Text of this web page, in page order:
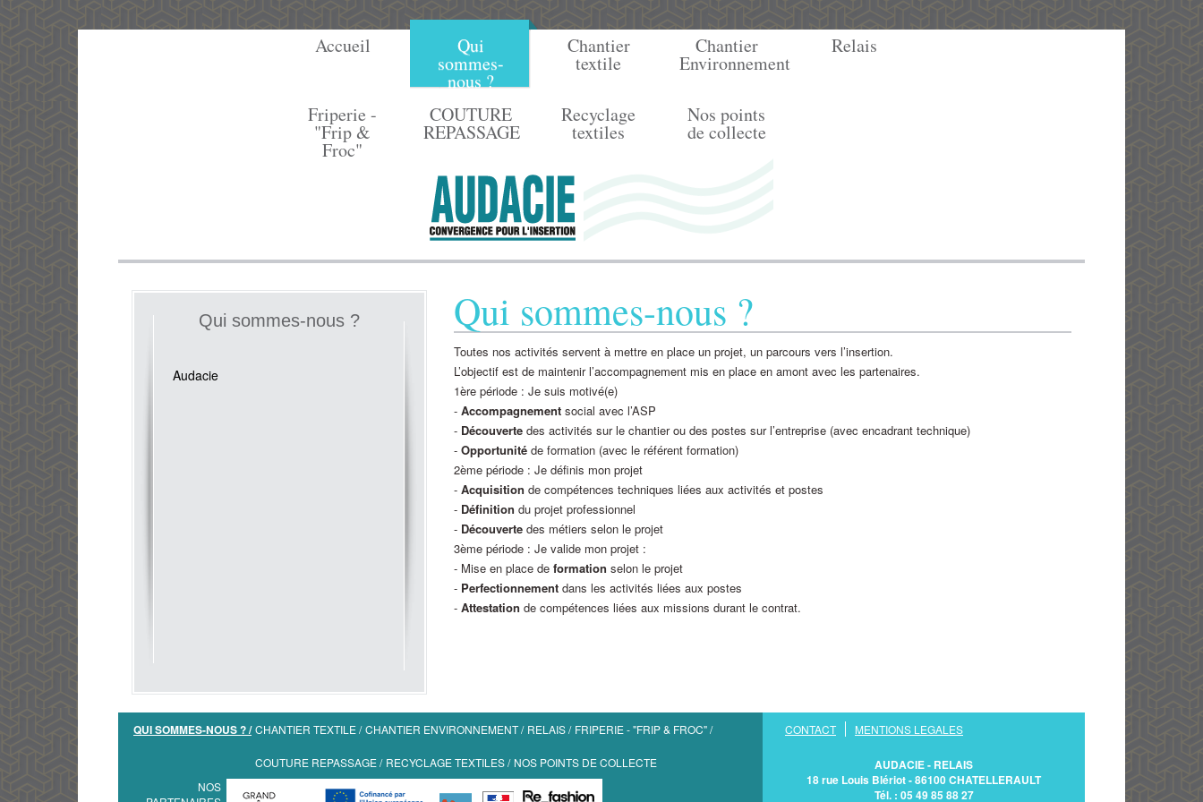
Accueil Qui
sommes-
nous ?
Chantier
textile
Chantier
Environnement
Relais
Friperie -
"Frip &
Froc"
COUTURE
REPASSAGE
Recyclage
textiles
Nos points
de collecte
Qui sommes-nous ?
Audacie
Qui sommes-nous ?
Toutes nos activités servent à mettre en place un projet, un parcours vers l’insertion.
L’objectif est de maintenir l’accompagnement mis en place en amont avec les partenaires.
1ère période : Je suis motivé(e)
- Accompagnement social avec l’ASP
- Découverte des activités sur le chantier ou des postes sur l’entreprise (avec encadrant technique)
- Opportunité de formation (avec le référent formation)
2ème période : Je définis mon projet
- Acquisition de compétences techniques liées aux activités et postes
- Définition du projet professionnel
- Découverte des métiers selon le projet
3ème période : Je valide mon projet :
- Mise en place de formation selon le projet
- Perfectionnement dans les activités liées aux postes
- Attestation de compétences liées aux missions durant le contrat.
QUI SOMMES-NOUS ? CHANTIER TEXTILE CHANTIER ENVIRONNEMENT RELAIS FRIPERIE - "FRIP & FROC"
COUTURE REPASSAGE RECYCLAGE TEXTILES
NOS POINTS DE COLLECTE
NOS
CONTACT MENTIONS LEGALES
AUDACIE - RELAIS
18 rue Louis Blériot - 86100 CHATELLERAULT
Tél. : 05 49 85 88 27